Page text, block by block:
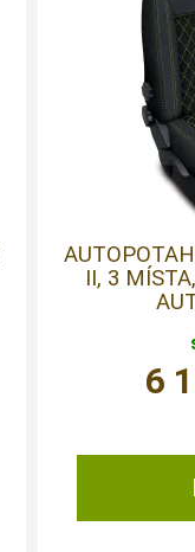
II, 3
6